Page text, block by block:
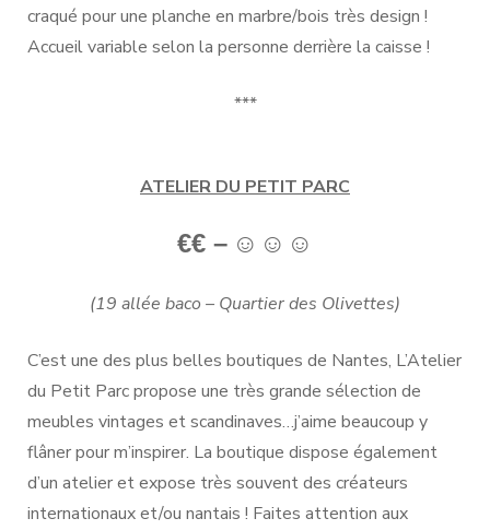
craqué pour une planche en marbre/bois très design !
Accueil variable selon la personne derrière la caisse !
***
ATELIER DU PETIT PARC
€€ – ☺ ☺ ☺
(19 allée baco – Quartier des Olivettes)
C’est une des plus belles boutiques de Nantes, L’Atelier
du Petit Parc propose une très grande sélection de
meubles vintages et scandinaves…j’aime beaucoup y
flâner pour m’inspirer. La boutique dispose également
d’un atelier et expose très souvent des créateurs
internationaux et/ou nantais ! Faites attention aux